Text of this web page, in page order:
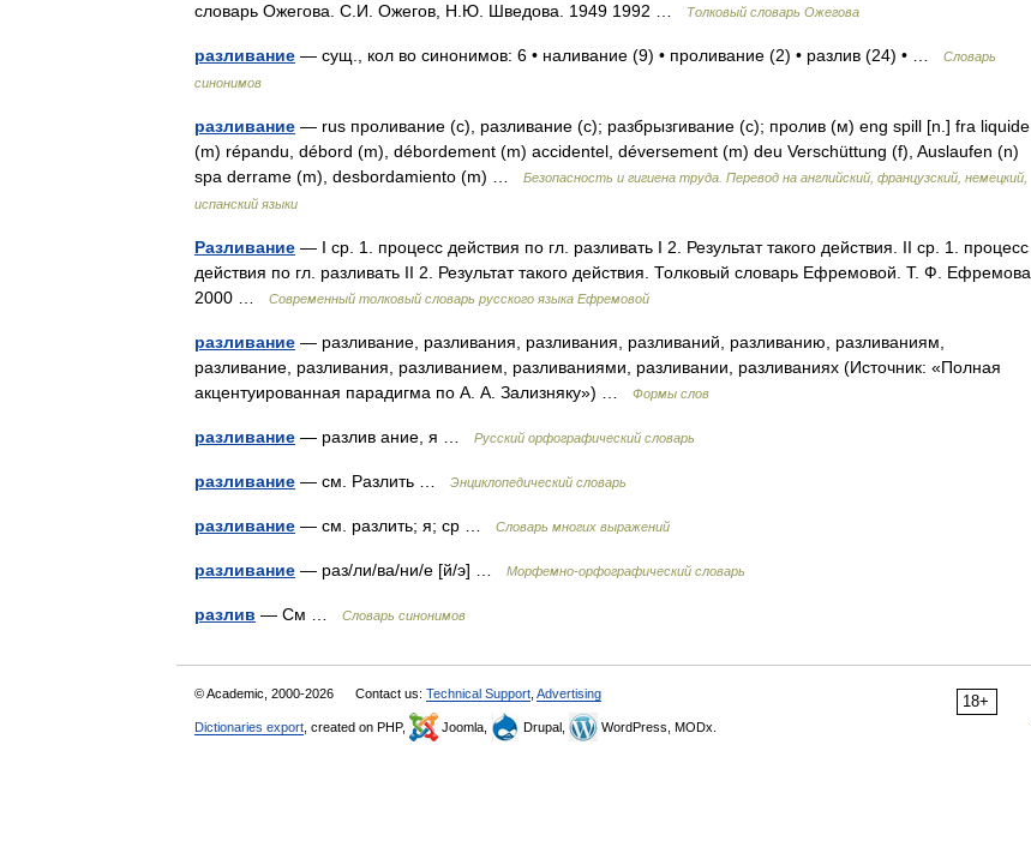
словарь Ожегова. С.И. Ожегов, Н.Ю. Шведова. 1949 1992 …
Толковый словарь Ожегова
разливание — сущ., кол во синонимов: 6 • наливание (9) • проливание (2) • разлив (24) • …
Словарь
синонимов
разливание — rus проливание (с), разливание (с); разбрызгивание (с); пролив (м) eng spill [n.] fra liquide
(m) répandu, débord (m), débordement (m) accidentel, déversement (m) deu Verschüttung (f), Auslaufen (n)
spa derrame (m), desbordamiento (m) …
Безопасность и гигиена труда. Перевод на английский, французский, немецкий,
испанский языки
Разливание — I ср. 1. процесс действия по гл. разливать I 2. Результат такого действия. II ср. 1. процесс
действия по гл. разливать II 2. Результат такого действия. Толковый словарь Ефремовой. Т. Ф. Ефремова.
2000 …
Современный толковый словарь русского языка Ефремовой
разливание — разливание, разливания, разливания, разливаний, разливанию, разливаниям,
разливание, разливания, разливанием, разливаниями, разливании, разливаниях (Источник: «Полная
акцентуированная парадигма по А. А. Зализняку») …
Формы слов
разливание — разлив ание, я … Русский орфографический словарь
разливание — см. Разлить … Энциклопедический словарь
разливание — см. разлить; я; ср … Словарь многих выражений
разливание — раз/ли/ва/ни/е [й/э] … Морфемно-орфографический словарь
разлив — См … Словарь синонимов
18+
© Academic, 2000-2026 Contact us: Technical Support Advertising
Dictionaries export , created on PHP, Joomla, Drupal, WordPress, MODx.